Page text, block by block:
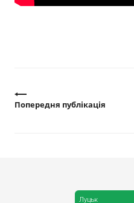
Попередня публікація